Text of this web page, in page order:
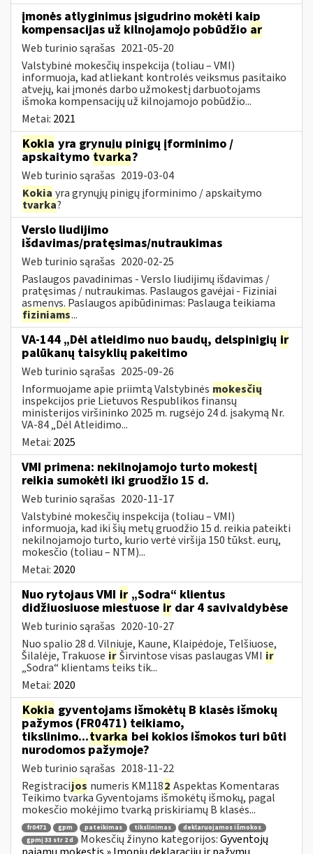
įmonės atlyginimus įsigudrino mokėti kaip
kompensacijas už kilnojamojo pobūdžio ar
Web turinio sąrašas 2021-05-20
Valstybinė mokesčių inspekcija (toliau – VMI)
informuoja, kad atliekant kontrolės veiksmus pasitaiko
atvejų, kai įmonės darbo užmokestį darbuotojams
išmoka kompensacijų už kilnojamojo pobūdžio...
Metai: 2021
Kokia yra grynųjų pinigų įforminimo /
apskaitymo tvarka?
Web turinio sąrašas 2019-03-04
Kokia yra grynųjų pinigų įforminimo / apskaitymo
tvarka?
Verslo liudijimo
išdavimas/pratęsimas/nutraukimas
Web turinio sąrašas 2020-02-25
Paslaugos pavadinimas - Verslo liudijimų išdavimas /
pratęsimas / nutraukimas. Paslaugos gavėjai - Fiziniai
asmenys. Paslaugos apibūdinimas: Paslauga teikiama
fiziniams...
VA-144 „Dėl atleidimo nuo baudų, delspinigių ir
palūkanų taisyklių pakeitimo
Web turinio sąrašas 2025-09-26
Informuojame apie priimtą Valstybinės mokesčių
inspekcijos prie Lietuvos Respublikos finansų
ministerijos viršininko 2025 m. rugsėjo 24 d. įsakymą Nr.
VA-84 „Dėl Atleidimo...
Metai: 2025
VMI primena: nekilnojamojo turto mokestį
reikia sumokėti iki gruodžio 15 d.
Web turinio sąrašas 2020-11-17
Valstybinė mokesčių inspekcija (toliau – VMI)
informuoja, kad iki šių metų gruodžio 15 d. reikia pateikti
nekilnojamojo turto, kurio vertė viršija 150 tūkst. eurų,
mokesčio (toliau – NTM)...
Metai: 2020
Nuo rytojaus VMI ir „Sodra“ klientus
didžiuosiuose miestuose ir dar 4 savivaldybėse
Web turinio sąrašas 2020-10-27
Nuo spalio 28 d. Vilniuje, Kaune, Klaipėdoje, Telšiuose,
Šilalėje, Trakuose irŠirvintose visas paslaugas VMI ir
„Sodra“ klientams teiks tik...
Metai: 2020
Kokia gyventojams išmokėtų B klasės išmokų
pažymos (FR0471) teikiamo,
tikslinimo...tvarka bei kokios išmokos turi būti
nurodomos pažymoje?
Web turinio sąrašas 2018-11-22
Registracijos numeris KM1182 Aspektas Komentaras
Teikimo tvarka Gyventojams išmokėtų išmokų, pagal
mokesčio mokėjimo tvarką priskiriamų B klasės...
fr0471 gpm pateikimas tikslinimas
deklaruojamos išmokos
gpmį 33 str 2 d
Mokesčių žinyno kategorijos:Gyventojų